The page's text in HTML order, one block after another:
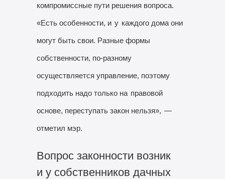
компромиссные пути решения вопроса.
«Есть особенности, и у каждого дома они
могут быть свои. Разные формы
собственности, по-разному
осуществляется управление, поэтому
подходить надо только на правовой
основе, переступать закон нельзя», —
отметил мэр.
Вопрос законности возник
и у собственников дачных